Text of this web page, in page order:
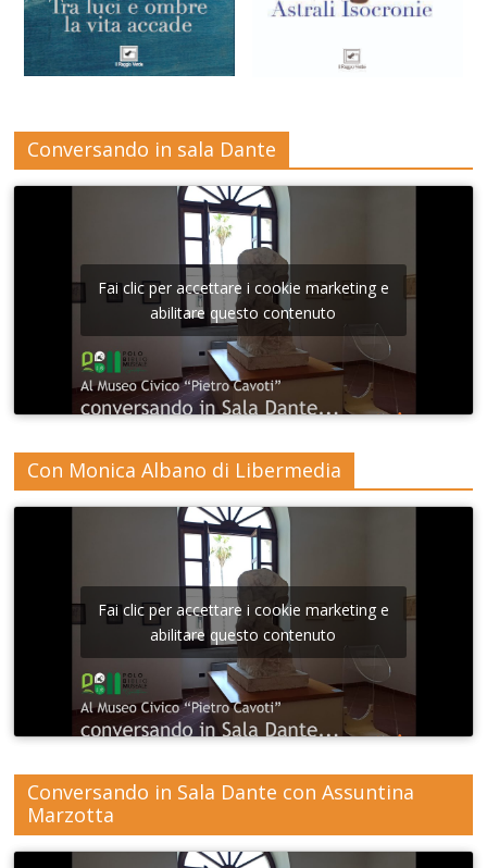
Conversando in sala Dante
Fai clic per accettare i cookie marketing e
abilitare questo contenuto
Con Monica Albano di Libermedia
Fai clic per accettare i cookie marketing e
abilitare questo contenuto
Conversando in Sala Dante con Assuntina
Marzotta